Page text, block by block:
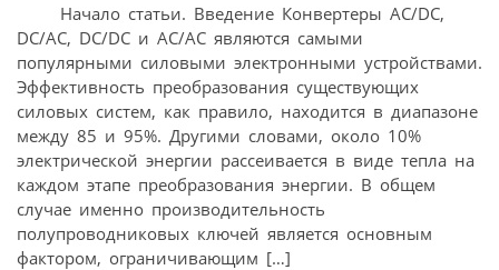
Начало статьи. Введение Конвертеры AC/DC,
DC/AC, DC/DC и AC/AC являются самыми
популярными силовыми электронными устройствами.
Эффективность преобразования существующих
силовых систем, как правило, находится в диапазоне
между 85 и 95%. Другими словами, около 10%
электрической энергии рассеивается в виде тепла на
каждом этапе преобразования энергии. В общем
случае именно производительность
полупроводниковых ключей является основным
фактором, ограничивающим […]